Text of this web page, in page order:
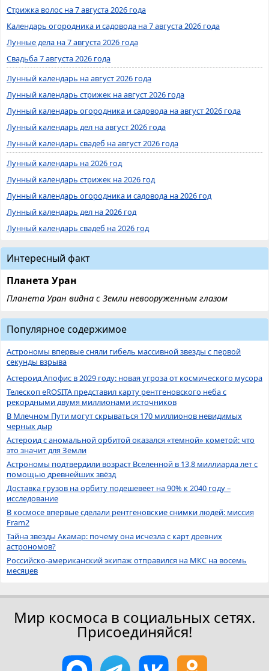
Стрижка волос на 7 августа 2026 года
Календарь огородника и садовода на 7 августа 2026 года
Лунные дела на 7 августа 2026 года
Свадьба 7 августа 2026 года
Лунный календарь на август 2026 года
Лунный календарь стрижек на август 2026 года
Лунный календарь огородника и садовода на август 2026 года
Лунный календарь дел на август 2026 года
Лунный календарь свадеб на август 2026 года
Лунный календарь на 2026 год
Лунный календарь стрижек на 2026 год
Лунный календарь огородника и садовода на 2026 год
Лунный календарь дел на 2026 год
Лунный календарь свадеб на 2026 год
Интересный факт
Планета Уран
Планета Уран видна с Земли невооруженным глазом
Популярное содержимое
Астрономы впервые сняли гибель массивной звезды с первой
секунды взрыва
Астероид Апофис в 2029 году: новая угроза от космического мусора
Телескоп eROSITA представил карту рентгеновского неба с
рекордными двумя миллионами источников
В Млечном Пути могут скрываться 170 миллионов невидимых
черных дыр
Астероид с аномальной орбитой оказался «темной» кометой: что
это значит для Земли
Астрономы подтвердили возраст Вселенной в 13,8 миллиарда лет с
помощью древнейших звёзд
Доставка грузов на орбиту подешевеет на 90% к 2040 году –
исследование
В космосе впервые сделали рентгеновские снимки людей: миссия
Fram2
Тайна звезды Акамар: почему она исчезла с карт древних
астрономов?
Российско-американский экипаж отправился на МКС на восемь
месяцев
Мир космоса в социальных сетях.
Присоединяйся!